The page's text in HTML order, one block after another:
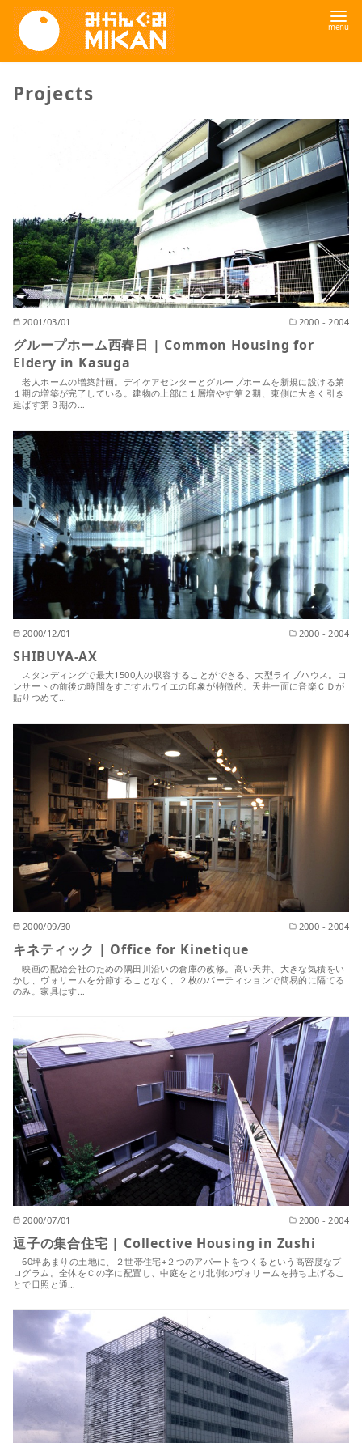
Projects
2001/03/01 2000 - 2004
グループホーム西春日 | Common Housing for
Eldery in Kasuga
老人ホームの増築計画。デイケアセンターとグループホームを新規に設ける第
１期の増築が完了している。建物の上部に１層増やす第２期、東側に大きく引き
延ばす第３期の…
2000/12/01 2000 - 2004
SHIBUYA-AX
スタンディングで最大1500人の収容することができる、大型ライブハウス。コ
ンサートの前後の時間をすごすホワイエの印象が特徴的。天井一面に音楽ＣＤが
貼りつめて…
2000/09/30 2000 - 2004
キネティック | Office for Kinetique
映画の配給会社のための隅田川沿いの倉庫の改修。高い天井、大きな気積をい
かし、ヴォリームを分節することなく、２枚のパーティションで簡易的に隔てる
のみ。家具はす…
2000/07/01 2000 - 2004
逗子の集合住宅 | Collective Housing in Zushi
60坪あまりの土地に、２世帯住宅+２つのアパートをつくるという高密度なプ
ログラム。全体をＣの字に配置し、中庭をとり北側のヴォリームを持ち上げるこ
とで日照と通…